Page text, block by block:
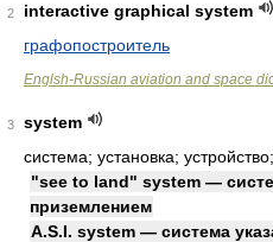
2
interactive graphical system
графопостроитель
Englsh-Russian aviation and space
3
system
система; установка; устройство;
"see to land" system —
приземлением
A.S.I. system — система